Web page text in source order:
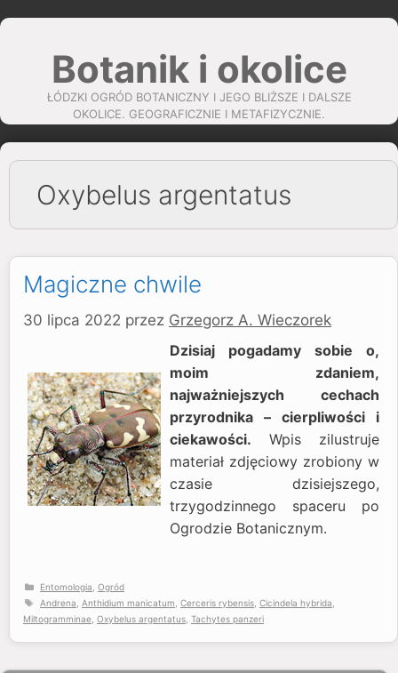
Przejdź
Botanik i okolice
ŁÓDZKI OGRÓD BOTANICZNY I JEGO BLIŻSZE I DALSZE
OKOLICE. GEOGRAFICZNIE I METAFIZYCZNIE.
Oxybelus argentatus
Magiczne chwile
30 lipca 2022 przez Grzegorz A. Wieczorek
Dzisiaj pogadamy sobie o,
moim zdaniem,
najważniejszych cechach
przyrodnika – cierpliwości i
ciekawości. Wpis zilustruje
materiał zdjęciowy zrobiony w
czasie dzisiejszego,
trzygodzinnego spaceru po
Ogrodzie Botanicznym.
Kategorie
Entomologia Ogród
Tagi
Andrena Anthidium manicatum Cerceris rybensis Cicindela hybrida
Miltogramminae Oxybelus argentatus Tachytes panzeri